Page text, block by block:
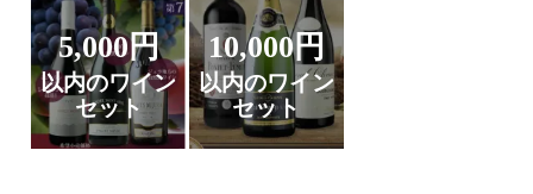
5,000円
以内のワイン
セット
10,000円
以内のワイン
セット